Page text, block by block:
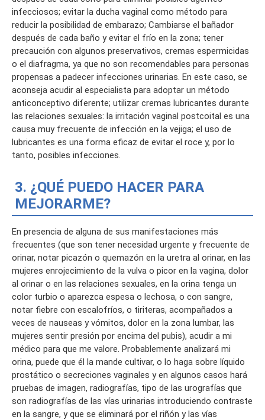
infecciosos; evitar la ducha vaginal como método para
reducir la posibilidad de embarazo; Cambiarse el bañador
después de cada baño y evitar el frío en la zona; tener
precaución con algunos preservativos, cremas espermicidas
o el diafragma, ya que no son recomendables para personas
propensas a padecer infecciones urinarias. En este caso, se
aconseja acudir al especialista para adoptar un método
anticonceptivo diferente; utilizar cremas lubricantes durante
las relaciones sexuales: la irritación vaginal postcoital es una
causa muy frecuente de infección en la vejiga; el uso de
lubricantes es una forma eficaz de evitar el roce y, por lo
tanto, posibles infecciones.
3. ¿QUÉ PUEDO HACER PARA
MEJORARME?
En presencia de alguna de sus manifestaciones más
frecuentes (que son tener necesidad urgente y frecuente de
orinar, notar picazón o quemazón en la uretra al orinar, en las
mujeres enrojecimiento de la vulva o picor en la vagina, dolor
al orinar o en las relaciones sexuales, en la orina tenga un
color turbio o aparezca espesa o lechosa, o con sangre,
notar fiebre con escalofríos, o tiriteras, acompañados a
veces de nauseas y vómitos, dolor en la zona lumbar, las
mujeres sentir presión por encima del pubis), acudir a mi
médico para que me valore. Probablemente analizará mi
orina, puede que él la mande cultivar, o lo haga sobre líquido
prostático o secreciones vaginales y en algunos casos hará
pruebas de imagen, radiografías, tipo de las urografías que
son radiografías de las vías urinarias introduciendo contraste
en la sangre, y que se eliminará por el riñón y las vías